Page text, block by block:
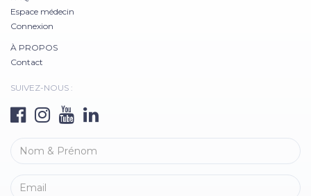
Espace médecin
Connexion
À PROPOS
Contact
SUIVEZ-NOUS :